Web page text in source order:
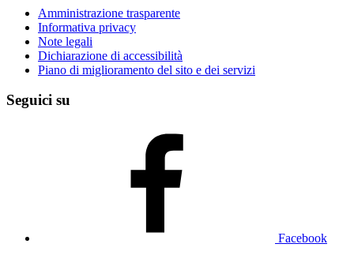
Amministrazione trasparente
Informativa privacy
Note legali
Dichiarazione di accessibilità
Piano di miglioramento del sito e dei servizi
Seguici su
Facebook